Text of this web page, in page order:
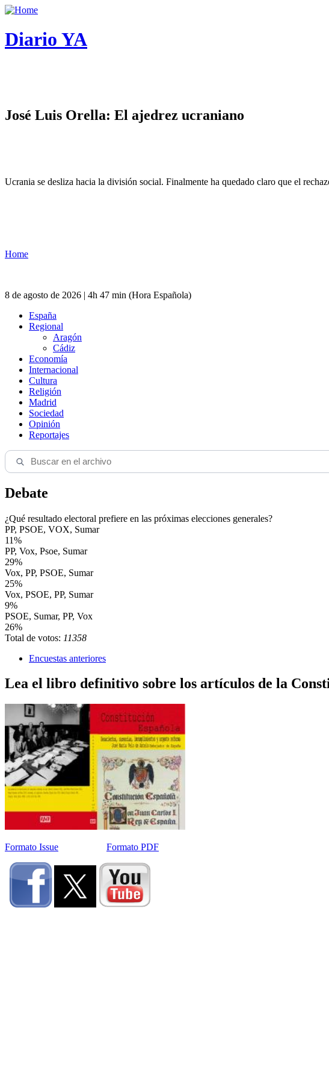
Diario YA
José Luis Orella: El ajedrez ucraniano
Ucrania se desliza hacia la división social. Finalmente ha quedado claro que el
Home
8 de agosto de 2026 | 4h 47 min (Hora Española)
España
Regional
Aragón
Cádiz
Economía
Internacional
Cultura
Religión
Madrid
Sociedad
Opinión
Reportajes
Debate
¿Qué resultado electoral prefiere en las próximas elecciones generales?
PP, PSOE, VOX, Sumar
11%
PP, Vox, Psoe, Sumar
29%
Vox, PP, PSOE, Sumar
25%
Vox, PSOE, PP, Sumar
9%
PSOE, Sumar, PP, Vox
26%
Total de votos: 11358
Encuestas anteriores
Lea el libro definitivo sobre los artículos de la
Formato Issue Formato PDF